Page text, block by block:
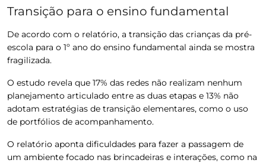
Transição para o ensino fundamental
De acordo com o relatório, a transição das crianças da pré-
escola para o 1º ano do ensino fundamental ainda se mostra
fragilizada.
O estudo revela que 17% das redes não realizam nenhum
planejamento articulado entre as duas etapas e 13% não
adotam estratégias de transição elementares, como o uso
de portfólios de acompanhamento.
O relatório aponta dificuldades para fazer a passagem de
um ambiente focado nas brincadeiras e interações, como na